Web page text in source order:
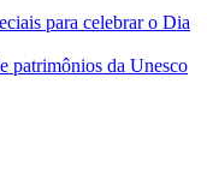
para celebrar o Dia
patrimônios da Unesco